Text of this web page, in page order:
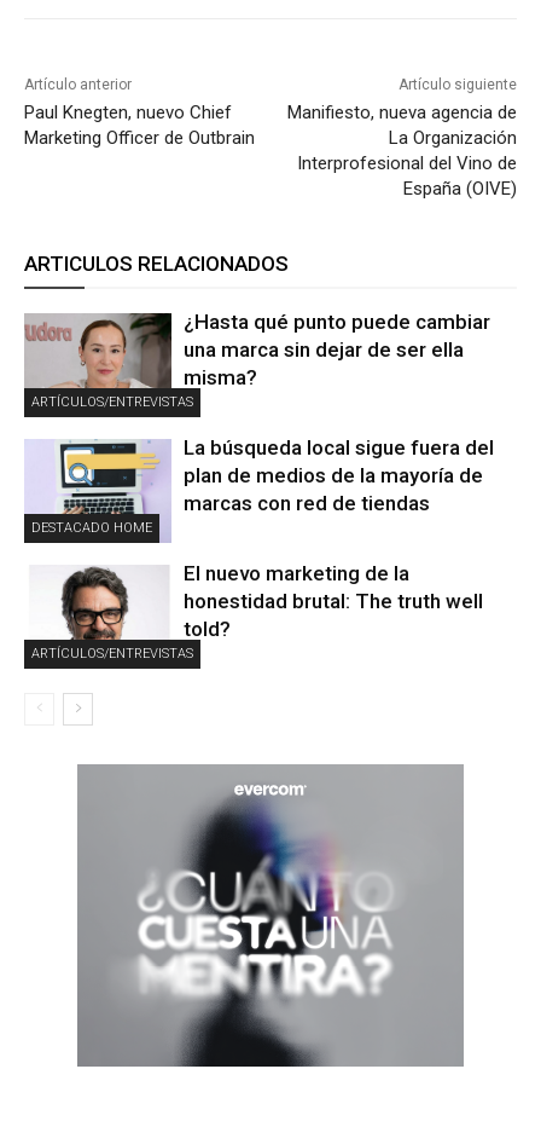
Artículo anterior
Paul Knegten, nuevo Chief
Marketing Officer de Outbrain
Artículo siguiente
Manifiesto, nueva agencia de
La Organización
Interprofesional del Vino de
España (OIVE)
ARTICULOS RELACIONADOS
ARTÍCULOS/ENTREVISTAS
¿Hasta qué punto puede cambiar
una marca sin dejar de ser ella
misma?
DESTACADO HOME
La búsqueda local sigue fuera del
plan de medios de la mayoría de
marcas con red de tiendas
ARTÍCULOS/ENTREVISTAS
El nuevo marketing de la
honestidad brutal: The truth well
told?